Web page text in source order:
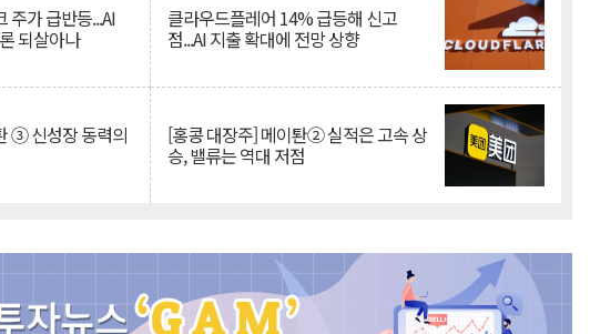
주가 급반등...AI
되살아나
클라우드플레어 14% 급등해 신고
점...AI 지출 확대에 전망 상향
③ 신성장 동력의 [홍콩 대장주] 메이퇀② 실적은 고속 상
승, 밸류는 역대 저점